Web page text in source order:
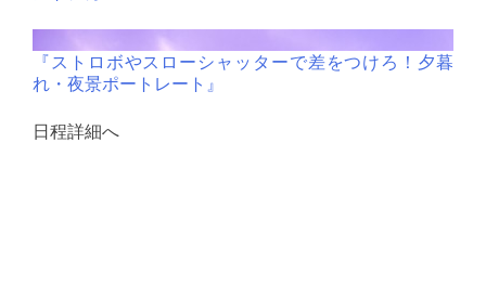
『ストロボやスローシャッターで差をつけろ！夕暮
れ・夜景ポートレート』
日程詳細へ